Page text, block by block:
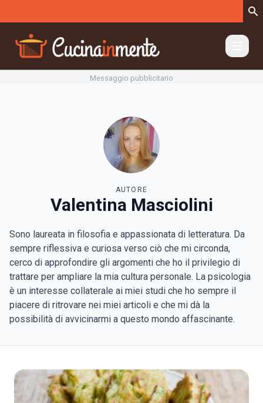
Messaggio pubblicitario
AUTORE
Valentina Masciolini
Sono laureata in filosofia e appassionata di letteratura. Da
sempre riflessiva e curiosa verso ciò che mi circonda,
cerco di approfondire gli argomenti che ho il privilegio di
trattare per ampliare la mia cultura personale. La psicologia
è un interesse collaterale ai miei studi che ho sempre il
piacere di ritrovare nei miei articoli e che mi dà la
possibilità di avvicinarmi a questo mondo affascinante.